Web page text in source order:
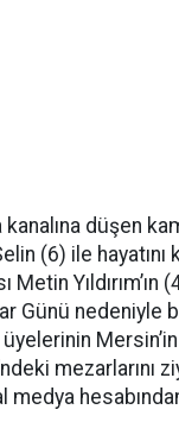
kanalına düşen
(6) ile hayatını
Yıldırım’ın
Günü nedeniyle
üyelerinin
mezarlarını